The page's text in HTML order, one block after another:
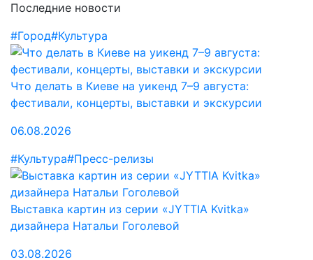
Последние новости
#Город#Культура
Что делать в Киеве на уикенд 7–9 августа:
фестивали, концерты, выставки и экскурсии
06.08.2026
#Культура#Пресс-релизы
Выставка картин из серии «JYTTIA Kvitka»
дизайнера Натальи Гоголевой
03.08.2026